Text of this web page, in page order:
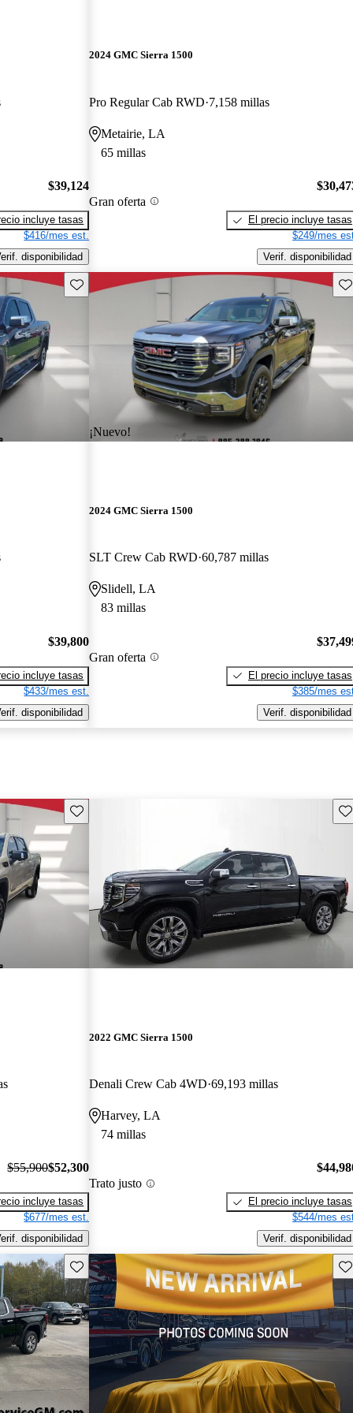
$39,124
incluye tasas
$416/mes est.
disponibilidad
2024 GMC Sierra 1500
Pro Regular Cab RWD 7,158 millas
Metairie, LA
65 millas
Gran oferta
El precio incluye tasas
$249/mes
Verif. disponibilidad
Guarda este Aviso
$39,800
incluye tasas
$433/mes est.
disponibilidad
¡Nuevo!
2024 GMC Sierra 1500
SLT Crew Cab RWD 60,787 millas
Slidell, LA
83 millas
Gran oferta
El precio incluye tasas
$385/mes
Verif. disponibilidad
Guarda este Aviso
$55,900$52,300
incluye tasas
$677/mes est.
disponibilidad
2022 GMC Sierra 1500
Denali Crew Cab 4WD 69,193 millas
Harvey, LA
74 millas
Trato justo
El precio incluye tasas
$544/mes
Verif. disponibilidad
Guarda este Aviso